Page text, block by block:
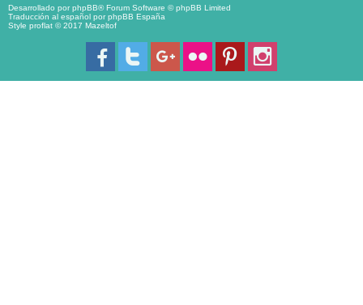
Desarrollado porphpBB® Forum Software © phpBB Limited
Traducción al español porphpBB España
Style proflat © 2017 Mazeltof